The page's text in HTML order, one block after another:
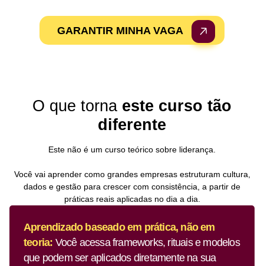
GARANTIR MINHA VAGA
O que torna este curso tão
diferente
Este não é um curso teórico sobre liderança.
Você vai aprender como grandes empresas estruturam cultura,
dados e gestão para crescer com consistência, a partir de
práticas reais aplicadas no dia a dia.
Aprendizado baseado em prática, não em
teoria: Você acessa frameworks, rituais e modelos
que podem ser aplicados diretamente na sua